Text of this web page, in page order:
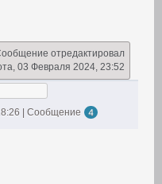
отредактировал
03 Февраля 2024, 23:52
| Сообщение
4